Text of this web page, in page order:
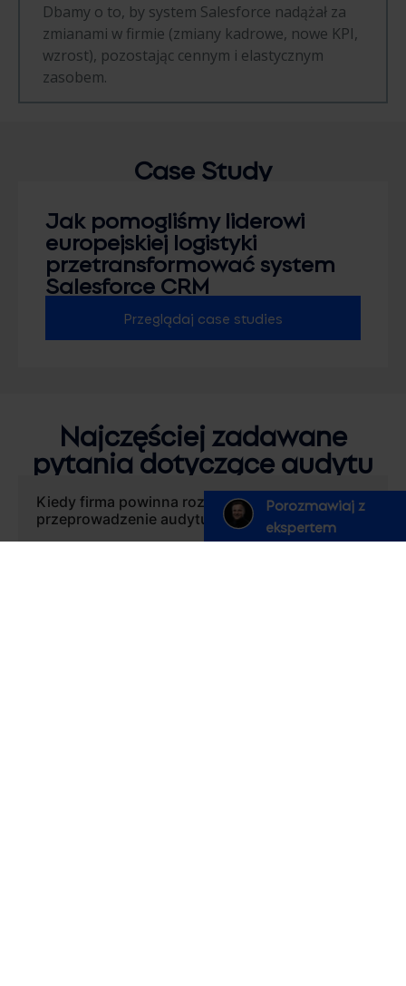
Dbamy o to, by system Salesforce nadążał za
zmianami w firmie (zmiany kadrowe, nowe KPI,
wzrost), pozostając cennym i elastycznym
zasobem.
Case Study
Jak pomogliśmy liderowi
europejskiej logistyki
przetransformować system
Salesforce CRM
Przeglądaj case studies
Najczęściej zadawane
pytania dotyczące audytu
Kiedy firma powinna rozważyć
przeprowadzenie audytu?
Porozmawiaj z
ekspertem